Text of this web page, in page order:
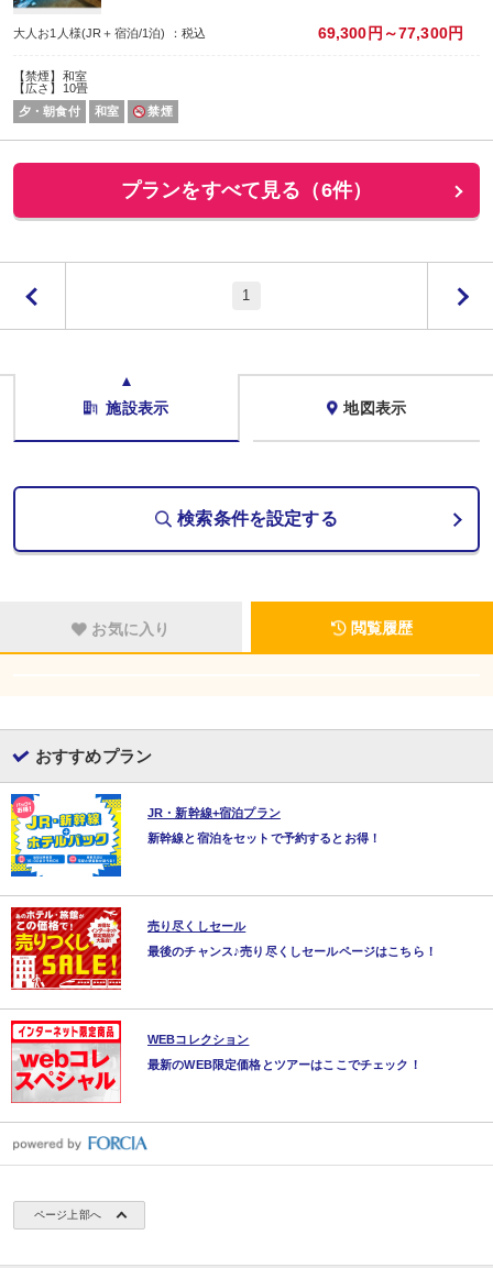
大人お1人様(JR＋宿泊/1泊) ：税込 69,300円～77,300円
【禁煙】和室
【広さ】10畳
夕・朝食付
和室 禁煙
プランをすべて見る（6件）
1
施設表示 地図表示
検索条件を設定する
お気に入り 閲覧履歴
おすすめプラン
JR・新幹線+宿泊プラン
新幹線と宿泊をセットで予約するとお得！
売り尽くしセール
最後のチャンス♪売り尽くしセールページはこちら！
WEBコレクション
最新のWEB限定価格とツアーはここでチェック！
ページ上部へ